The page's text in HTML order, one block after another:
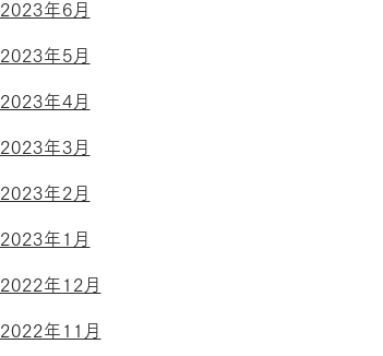
2023年6月
2023年5月
2023年4月
2023年3月
2023年2月
2023年1月
2022年12月
2022年11月